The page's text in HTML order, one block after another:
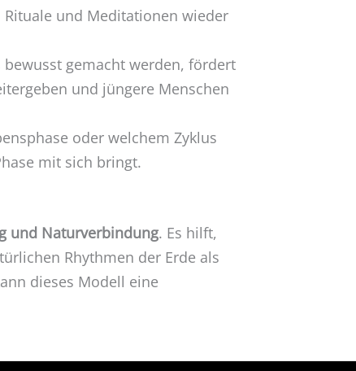
und Meditationen wieder
bewusst gemacht werden, fördert
und jüngere Menschen
oder welchem Zyklus
mit sich bringt.
und Naturverbindung. Es hilft,
Rhythmen der Erde als
dieses Modell eine